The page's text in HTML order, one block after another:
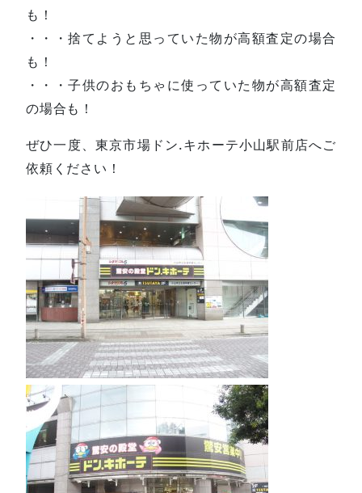
も！
・・・捨てようと思っていた物が高額査定の場合
も！
・・・子供のおもちゃに使っていた物が高額査定
の場合も！
ぜひ一度、東京市場ドン.キホーテ小山駅前店へご
依頼ください！